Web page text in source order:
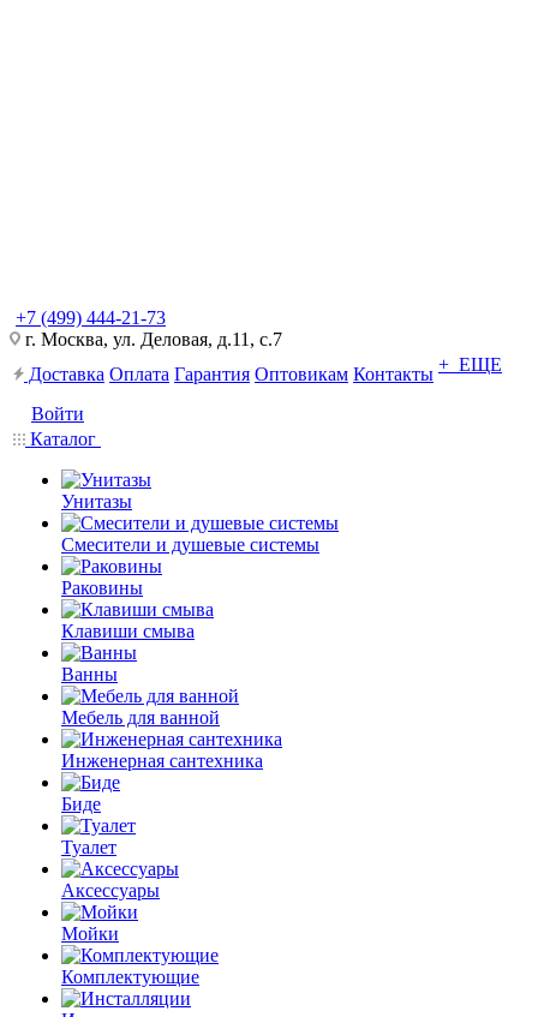
+7 (499) 444-21-73
г. Москва, ул. Деловая, д.11, с.7
Доставка Оплата Гарантия Оптовикам Контакты + ЕЩЕ
Войти
Каталог
Унитазы
Смесители и душевые системы
Раковины
Клавиши смыва
Ванны
Мебель для ванной
Инженерная сантехника
Биде
Туалет
Аксессуары
Мойки
Комплектующие